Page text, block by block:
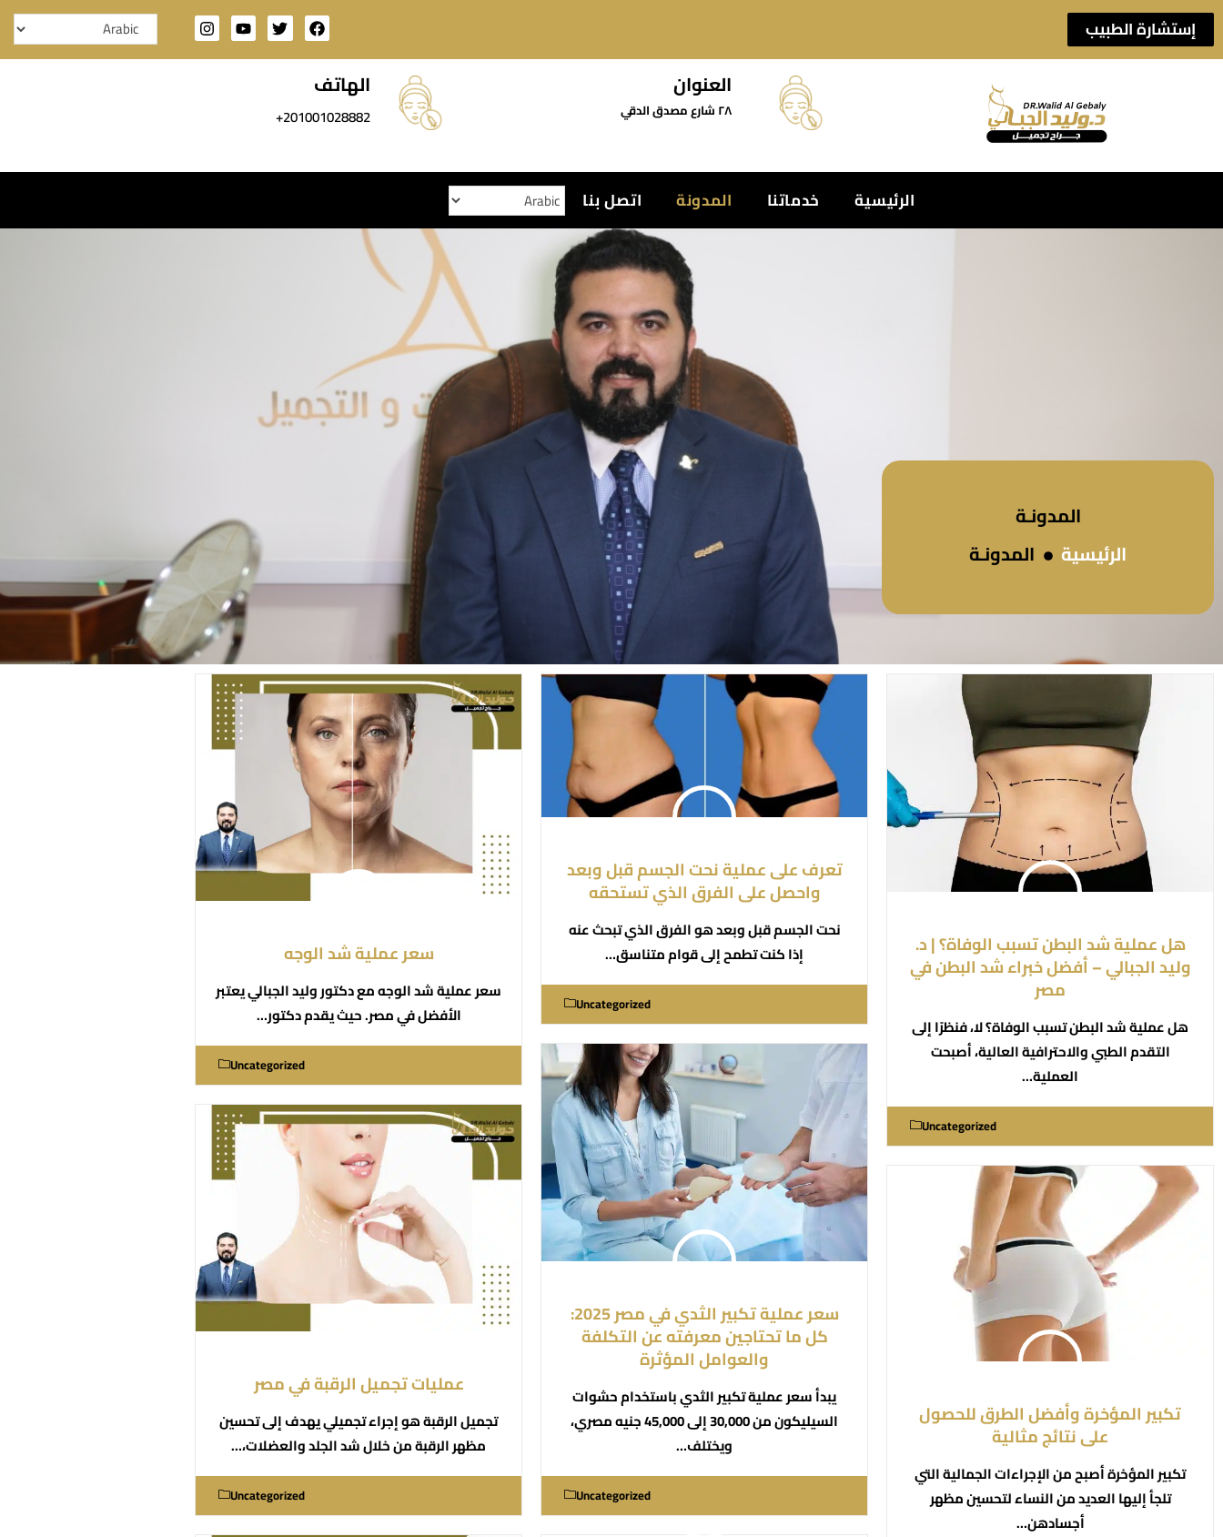
إستشارة الطبيب
العنوان
٢٨ شارع مصدق الدقي
الهاتف
201001028882+
الرئيسية خدماتنا المدونة اتصل بنا
المدونـة
الرئيسية
المدونـة
هل عملية شد البطن تسبب الوفاة؟ | د.
وليد الجبالي – أفضل خبراء شد البطن في
مصر
هل عملية شد البطن تسبب الوفاة؟ لا، فنظرًا إلى
التقدم الطبي والاحترافية العالية، أصبحت
العملية…
Uncategorized
تكبير المؤخرة وأفضل الطرق للحصول
على نتائج مثالية
تكبير المؤخرة أصبح من الإجراءات الجمالية التي
تلجأ إليها العديد من النساء لتحسين مظهر
أجسادهن…
تعرف على عملية نحت الجسم قبل وبعد
واحصل على الفرق الذي تستحقه
نحت الجسم قبل وبعد هو الفرق الذي تبحث عنه
إذا كنت تطمح إلى قوام متناسق…
Uncategorized
سعر عملية تكبير الثدي في مصر 2025:
كل ما تحتاجين معرفته عن التكلفة
والعوامل المؤثرة
يبدأ سعر عملية تكبير الثدي باستخدام حشوات
السيليكون من 30,000 إلى 45,000 جنيه مصري،
ويختلف…
Uncategorized
سعر عملية شد الوجه
سعر عملية شد الوجه مع دكتور وليد الجبالي يعتبر
الأفضل في مصر. حيث يقدم دكتور…
Uncategorized
عمليات تجميل الرقبة في مصر
تجميل الرقبة هو إجراء تجميلي يهدف إلى تحسين
مظهر الرقبة من خلال شد الجلد والعضلات،…
Uncategorized